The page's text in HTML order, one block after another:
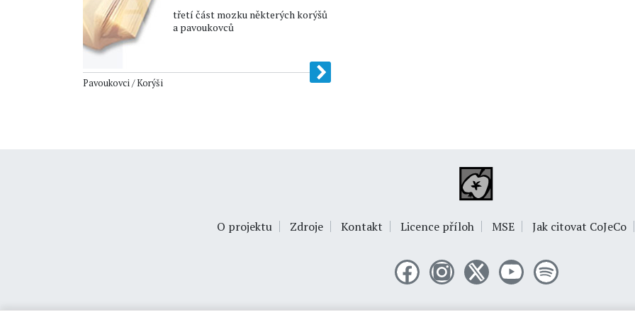
třetí část mozku některých korýšů
a pavoukovců
Pavoukovci / Korýši
O projektu Zdroje Kontakt Licence příloh MSE Jak citovat CoJeCo